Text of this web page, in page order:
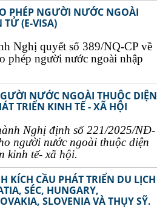
PHÉP NGƯỜI NƯỚC NGOÀI
(E-VISA)
Nghị quyết số 389/NQ-CP về
phép người nước ngoài nhập
NƯỚC NGOÀI THUỘC DIỆN
TRIỂN KINH TẾ - XÃ HỘI
Nghị định số 221/2025/NĐ-
người nước ngoài thuộc diện
kinh tế- xã hội.
KÍCH CẦU PHÁT TRIỂN DU LỊCH
SÉC, HUNGARY,
SLOVENIA VÀ THỤY SỸ.